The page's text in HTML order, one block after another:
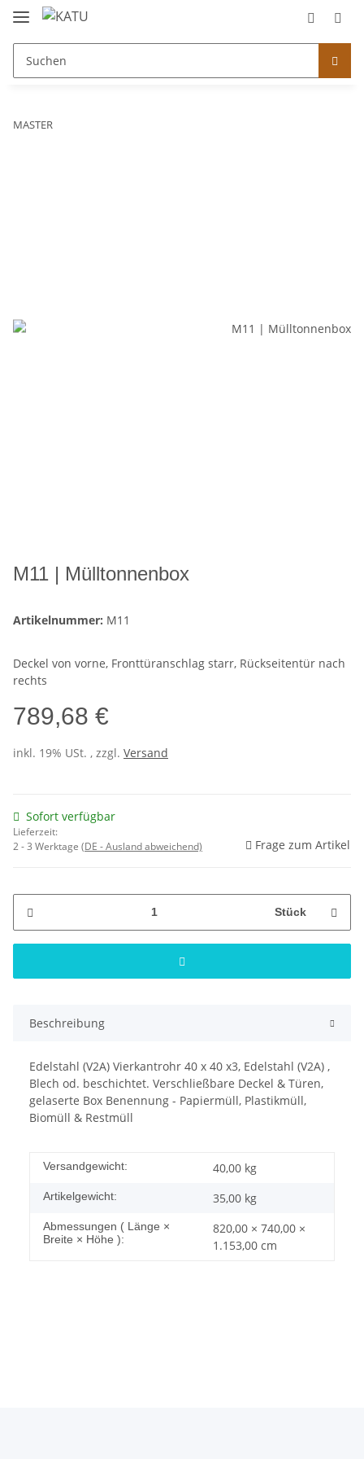
MASTER
M11 | Mülltonnenbox
Artikelnummer: M11
Deckel von vorne, Fronttüranschlag starr, Rückseitentür nach
rechts
789,68 €
inkl. 19% USt. , zzgl. Versand
Sofort verfügbar
Lieferzeit:
2 - 3 Werktage (DE - Ausland abweichend) Frage zum Artikel
Stück
Beschreibung
Edelstahl (V2A) Vierkantrohr 40 x 40 x3, Edelstahl (V2A) ,
Blech od. beschichtet. Verschließbare Deckel & Türen,
gelaserte Box Benennung - Papiermüll, Plastikmüll,
Biomüll & Restmüll
Versandgewicht: 40,00 kg
Artikelgewicht: 35,00 kg
Abmessungen ( Länge ×
Breite × Höhe ):
820,00 × 740,00 ×
1.153,00 cm